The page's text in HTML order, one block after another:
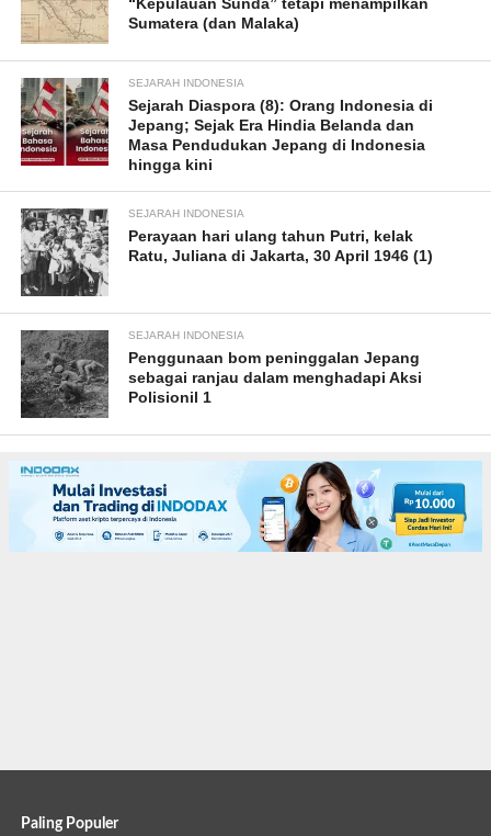
Sumatera (dan Malaka)
SEJARAH INDONESIA
Sejarah Diaspora (8): Orang Indonesia di
Jepang; Sejak Era Hindia Belanda dan
Masa Pendudukan Jepang di Indonesia
hingga kini
SEJARAH INDONESIA
Perayaan hari ulang tahun Putri, kelak
Ratu, Juliana di Jakarta, 30 April 1946 (1)
SEJARAH INDONESIA
Penggunaan bom peninggalan Jepang
sebagai ranjau dalam menghadapi Aksi
Polisionil 1
Paling Populer